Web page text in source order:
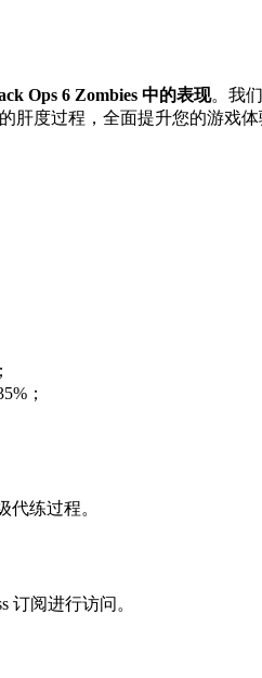
Ops 6 Zombies 中的表现。我
肝度过程，全面提升您的游戏体
；
练过程。
订阅进行访问。